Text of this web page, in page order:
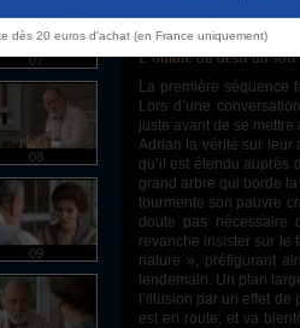
07
08
09
à l’écran le retour du
civilisation.
L’ombre du désir un
La première séquence fait office de prologue, et se déroule la veille du week-end fatidique.
Lors d’une
juste avant de se
Adrian la vérité sur leur
qu’il est étendu auprès
grand arbre qui borde
tourmente son pauvre
doute pas nécessaire
revanche insister sur le
nature », préfigurant
lendemain. Un plan
l’illusion par un effet
est en route, et va
dès 20 euros d'achat (en France uniquement)